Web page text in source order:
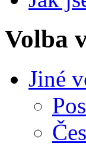
Volba
Jiné